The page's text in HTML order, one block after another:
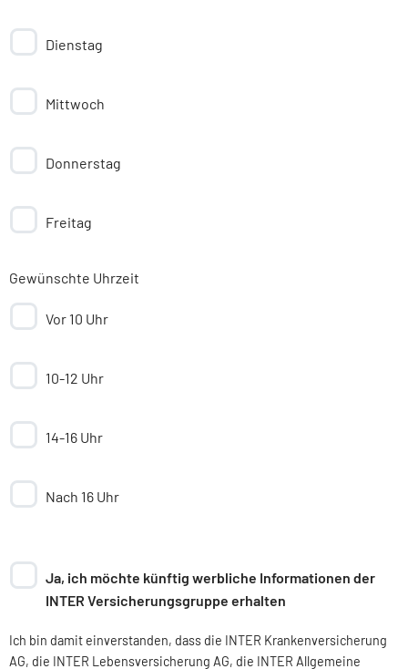
Dienstag
Mittwoch
Donnerstag
Freitag
Gewünschte Uhrzeit
Vor 10 Uhr
10-12 Uhr
14-16 Uhr
Nach 16 Uhr
Ja, ich möchte künftig werbliche Informationen der
INTER Versicherungsgruppe erhalten
Ich bin damit einverstanden, dass die INTER Krankenversicherung
AG, die INTER Lebensversicherung AG, die INTER Allgemeine